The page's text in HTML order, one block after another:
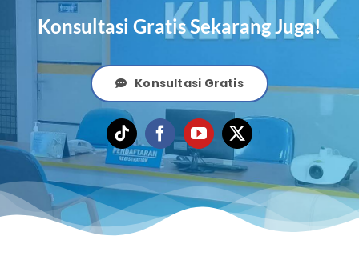
Konsultasi Gratis Sekarang Juga!
Konsultasi Gratis